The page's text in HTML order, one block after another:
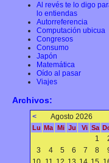
Al revés te lo digo
lo entiendas
Autorreferencia
Computación ubicua
Congresos
Consumo
Japón
Matemática
Oído al pasar
Viajes
Archivos:
< Agosto 2026
Lu Ma Mi Ju Vi Sa
1
3
4 5 6 7 8